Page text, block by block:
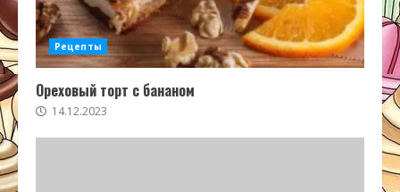
Рецепты
Ореховый торт с бананом
14.12.2023